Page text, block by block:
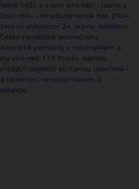
blíží, a s ním přichází i jedna z
roku – Hradozámecká noc 2024.
se uskuteční 24. srpna, nabídne
republice jedinečnou
památky v neobvyklém a
více než 115 hradů, zámků,
objektů zůstanou otevřené i
tajemství ve zcela novém a